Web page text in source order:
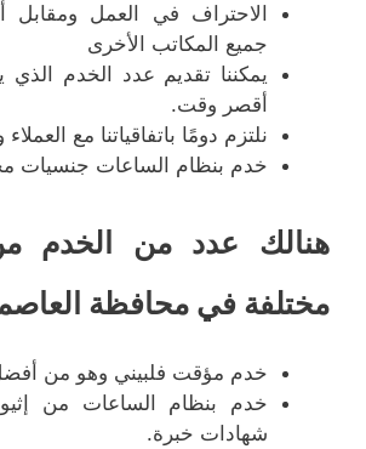
الاحتراف في العمل
جميع المكاتب الأخرى
يمكننا تقديم عدد الخدم الذي
أقصر وقت.
نلتزم دومًا باتفاقياتنا مع العملاء
خدم بنظام الساعات جنسيات
هنالك عدد من الخدم
مختلفة في محافظة
خدم مؤقت فلبيني وهو من
خدم بنظام الساعات من
شهادات خبرة.